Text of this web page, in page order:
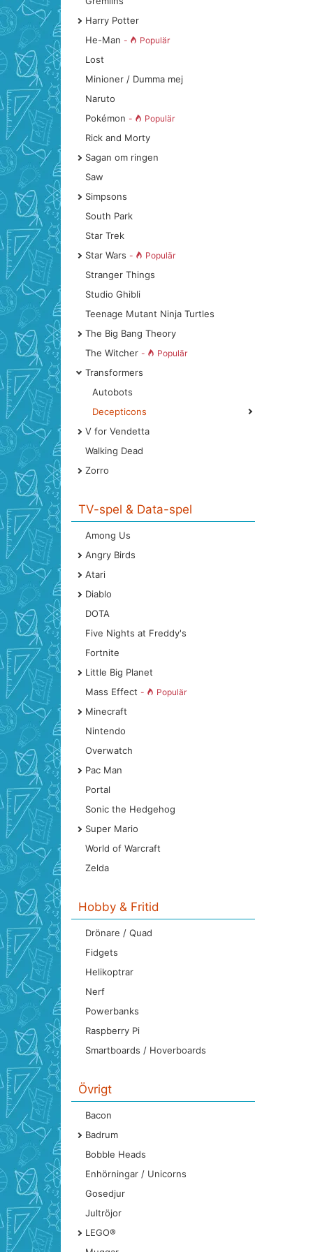
Harry Potter
He-Man - Populär
Lost
Minioner / Dumma mej
Naruto
Pokémon - Populär
Rick and Morty
Sagan om ringen
Saw
Simpsons
South Park
Star Trek
Star Wars - Populär
Stranger Things
Studio Ghibli
Teenage Mutant Ninja Turtles
The Big Bang Theory
The Witcher - Populär
Transformers
Autobots
Decepticons
V for Vendetta
Walking Dead
Zorro
TV-spel & Data-spel
Among Us
Angry Birds
Atari
Diablo
DOTA
Five Nights at Freddy's
Fortnite
Little Big Planet
Mass Effect - Populär
Minecraft
Nintendo
Overwatch
Pac Man
Portal
Sonic the Hedgehog
Super Mario
World of Warcraft
Zelda
Hobby & Fritid
Drönare / Quad
Fidgets
Helikoptrar
Nerf
Powerbanks
Raspberry Pi
Smartboards / Hoverboards
Övrigt
Bacon
Badrum
Bobble Heads
Enhörningar / Unicorns
Gosedjur
Jultröjor
LEGO®